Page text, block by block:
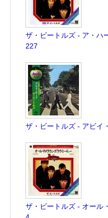
ザ・ビートルズ - ア・ハ
227
ザ・ビートルズ - アビイ
ザ・ビートルズ - オール